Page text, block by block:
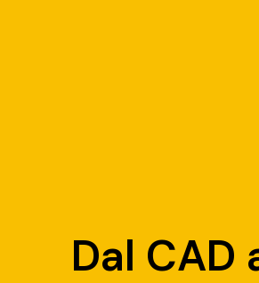
Dal